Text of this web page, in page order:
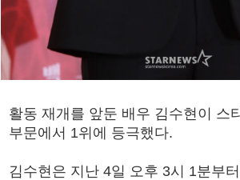
활동 재개를 앞둔 배우 김수현이 스
부문에서 1위에 등극했다.
김수현은 지난 4일 오후 3시 1분부